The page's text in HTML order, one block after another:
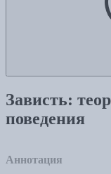
Зависть:
поведения
Аннотация